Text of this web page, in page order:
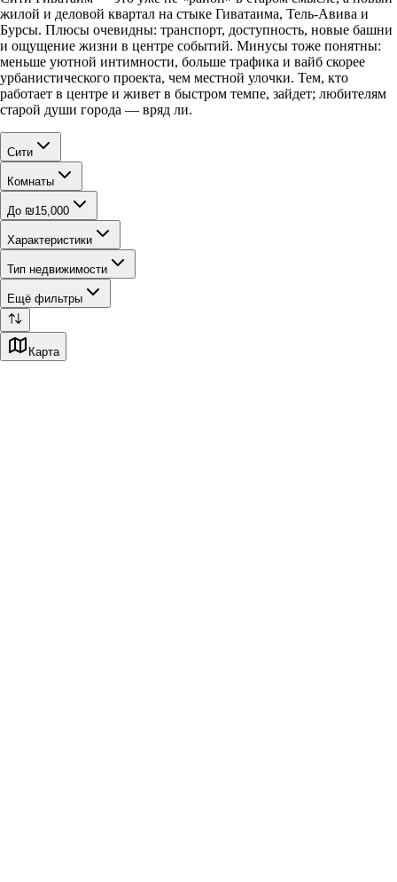
жилой и деловой квартал на стыке Гиватаима, Тель-Авива и
Бурсы. Плюсы очевидны: транспорт, доступность, новые башни
и ощущение жизни в центре событий. Минусы тоже понятны:
меньше уютной интимности, больше трафика и вайб скорее
урбанистического проекта, чем местной улочки. Тем, кто
работает в центре и живет в быстром темпе, зайдет; любителям
старой души города — вряд ли.
Сити
Комнаты
До ₪15,000
Характеристики
Тип недвижимости
Ещё фильтры
Карта